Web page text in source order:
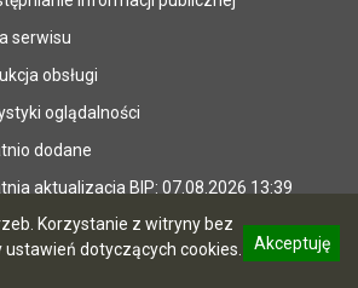
Korzystanie z witryny bez
dotyczących cookies.
Akceptuję
serwisu
obsługi
oglądalności
dodane
aktualizacja BIP: 07.08.2026 13:39
Logonet Sp. z o.o. w Bydgoszczy